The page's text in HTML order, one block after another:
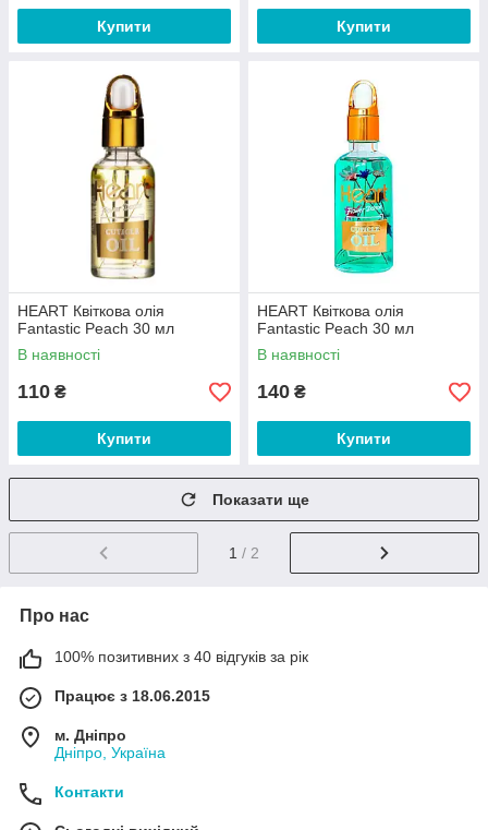
Купити Купити
HEART Квіткова олія
Fantastic Peach 30 мл
В наявності
110 ₴
Купити
HEART Квіткова олія
Fantastic Peach 30 мл
В наявності
140 ₴
Купити
Показати ще
1 / 2
Про нас
100% позитивних з 40 відгуків за рік
Працює з 18.06.2015
м. Дніпро
Дніпро, Україна
Контакти